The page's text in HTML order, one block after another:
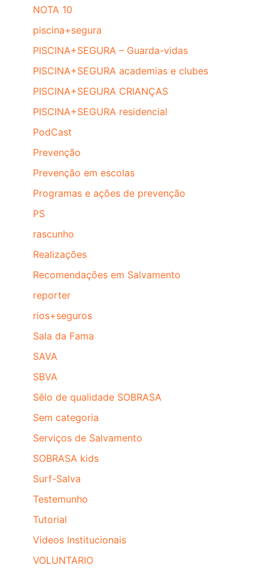
NOTA 10
piscina+segura
PISCINA+SEGURA – Guarda-vidas
PISCINA+SEGURA academias e clubes
PISCINA+SEGURA CRIANÇAS
PISCINA+SEGURA residencial
PodCast
Prevenção
Prevenção em escolas
Programas e ações de prevenção
PS
rascunho
Realizações
Recomendações em Salvamento
reporter
rios+seguros
Sala da Fama
SAVA
SBVA
Sêlo de qualidade SOBRASA
Sem categoria
Serviços de Salvamento
SOBRASA kids
Surf-Salva
Testemunho
Tutorial
Videos Institucionais
VOLUNTARIO